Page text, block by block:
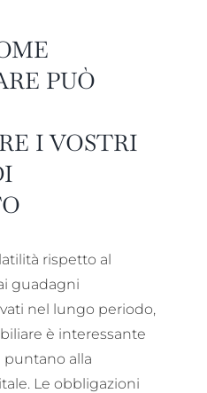
PUÒ
I VOSTRI
rispetto al
guadagni
nel lungo periodo,
è interessante
puntano alla
Le obbligazioni